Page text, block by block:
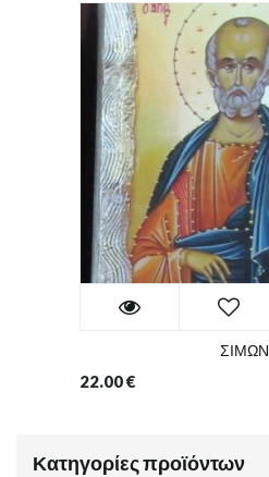
ΣΙΜΩΝ
22.00€
Κατηγορίες προϊόντων